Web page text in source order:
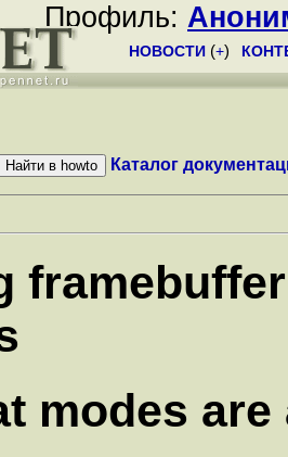
Профиль:
НОВОСТИ (+)
Каталог
modes